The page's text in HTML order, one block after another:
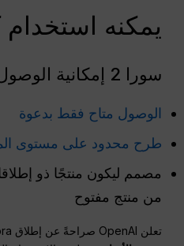
يمكنه استخدام
سورا 2 إمكانية الوصول (OpenAI)
الوصول متاح فقط بدعوة
طرح محدود على مستوى
مصمم ليكون منتجًا ذو
من منتج مفتوح
تعلن OpenAI صراحةً عن إطلاق Sora